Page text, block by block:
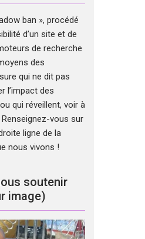
ban », procédé
d’un site et de
de recherche
des
qui ne dit pas
l’impact des
qui réveillent, voir à
vous sur
ligne de la
nous vivons !
soutenir
image)